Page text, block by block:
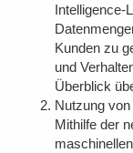
Kunden zu
und
Überblick
Nutzung
Mithilfe der